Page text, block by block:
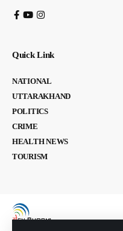
Quick Link
NATIONAL
UTTARAKHAND
POLITICS
CRIME
HEALTH NEWS
TOURISM